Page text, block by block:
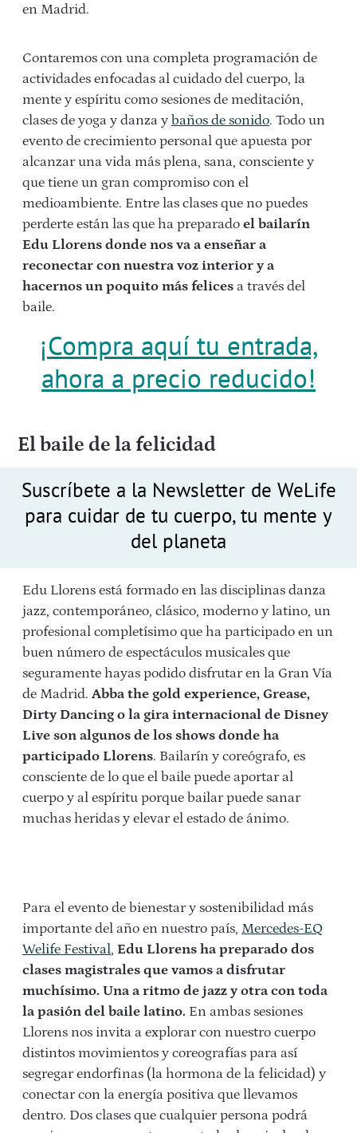
en Madrid.
Contaremos con una completa programación de
actividades enfocadas al cuidado del cuerpo, la
mente y espíritu como sesiones de meditación,
clases de yoga y danza y baños de sonido. Todo un
evento de crecimiento personal que apuesta por
alcanzar una vida más plena, sana, consciente y
que tiene un gran compromiso con el
medioambiente. Entre las clases que no puedes
perderte están las que ha preparado el bailarín
Edu Llorens donde nos va a enseñar a
reconectar con nuestra voz interior y a
hacernos un poquito más felices a través del
baile.
¡Compra aquí tu entrada,
ahora a precio reducido!
El baile de la felicidad
Suscríbete a la Newsletter de WeLife
para cuidar de tu cuerpo, tu mente y
del planeta
Edu Llorens está formado en las disciplinas danza
jazz, contemporáneo, clásico, moderno y latino, un
profesional completísimo que ha participado en un
buen número de espectáculos musicales que
seguramente hayas podido disfrutar en la Gran Vía
de Madrid. Abba the gold experience, Grease,
Dirty Dancing o la gira internacional de Disney
Live son algunos de los shows donde ha
participado Llorens. Bailarín y coreógrafo, es
consciente de lo que el baile puede aportar al
cuerpo y al espíritu porque bailar puede sanar
muchas heridas y elevar el estado de ánimo.
Para el evento de bienestar y sostenibilidad más
importante del año en nuestro país, Mercedes-EQ
Welife Festival, Edu Llorens ha preparado dos
clases magistrales que vamos a disfrutar
muchísimo. Una a ritmo de jazz y otra con toda
la pasión del baile latino. En ambas sesiones
Llorens nos invita a explorar con nuestro cuerpo
distintos movimientos y coreografías para así
segregar endorfinas (la hormona de la felicidad) y
conectar con la energía positiva que llevamos
dentro. Dos clases que cualquier persona podrá